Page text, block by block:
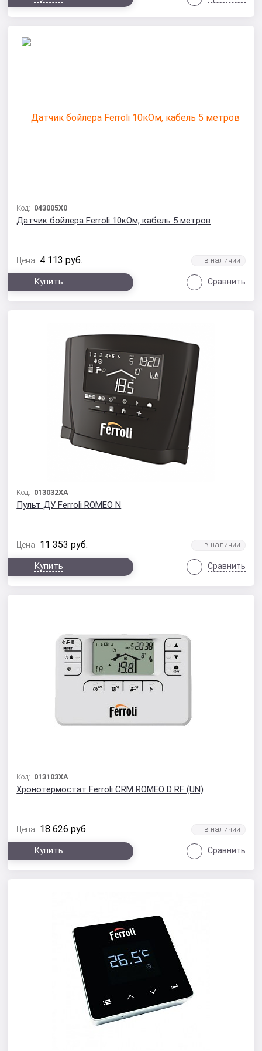
Код: 043005X0
Датчик бойлера Ferroli 10кОм, кабель 5 метров
Цена: 4 113 руб.
Купить Сравнить
Код: 013032XA
Пульт ДУ Ferroli ROMEO N
Цена: 11 353 руб.
Купить Сравнить
Код: 013103XA
Хронотермостат Ferroli CRM ROMEO D RF (UN)
Цена: 18 626 руб.
Купить Сравнить